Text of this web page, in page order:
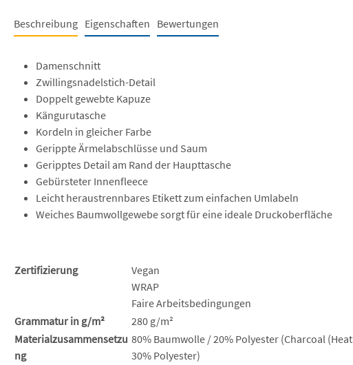
Beschreibung Eigenschaften Bewertungen
Damenschnitt
Zwillingsnadelstich-Detail
Doppelt gewebte Kapuze
Kängurutasche
Kordeln in gleicher Farbe
Gerippte Ärmelabschlüsse und Saum
Geripptes Detail am Rand der Haupttasche
Gebürsteter Innenfleece
Leicht heraustrennbares Etikett zum einfachen Umlabeln
Weiches Baumwollgewebe sorgt für eine ideale Druckoberfläche
Zertifizierung
Vegan
WRAP
Faire Arbeitsbedingungen
Grammatur in g/m²
280 g/m²
Materialzusammensetzu
ng
80% Baumwolle / 20% Polyester (Charcoal
30% Polyester)